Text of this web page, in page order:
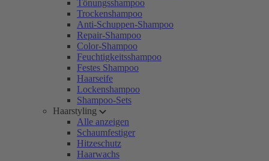
Tönungsshampoo
Trockenshampoo
Anti-Schuppen-Shampoo
Repair-Shampoo
Color-Shampoo
Feuchtigkeitsshampoo
Festes Shampoo
Haarseife
Lockenshampoo
Shampoo-Sets
Haarstyling
Alle anzeigen
Schaumfestiger
Hitzeschutz
Haarwachs